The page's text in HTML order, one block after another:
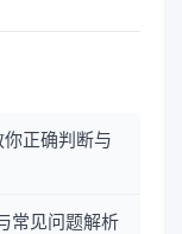
正确判断与
常见问题解析